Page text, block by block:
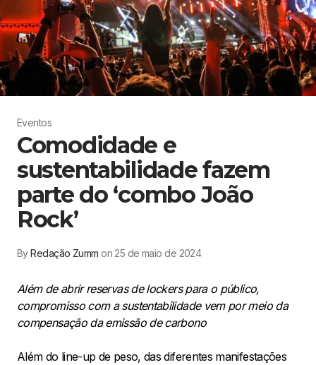
Eventos
Comodidade e
sustentabilidade fazem
parte do ‘combo João
Rock’
ByRedação Zumm on 25 de maio de 2024
Além de abrir reservas de lockers para o público,
compromisso com a sustentabilidade vem por meio da
compensação da emissão de carbono
Além do line-up de peso, das diferentes manifestações